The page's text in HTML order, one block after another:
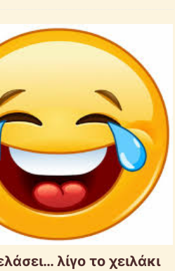
λίγο το χειλάκι